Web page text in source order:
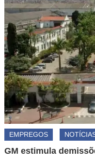
EMPREGOS
GM estimula